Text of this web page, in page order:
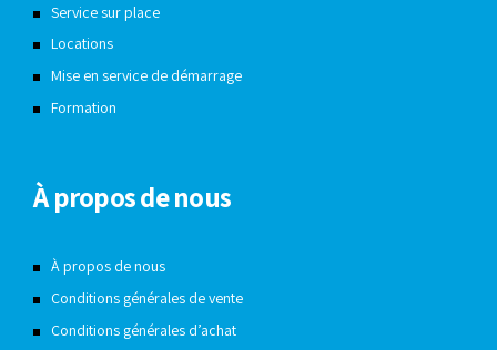
Service sur place
Locations
Mise en service de démarrage
Formation
À propos de nous
À propos de nous
Conditions générales de vente
Conditions générales d’achat